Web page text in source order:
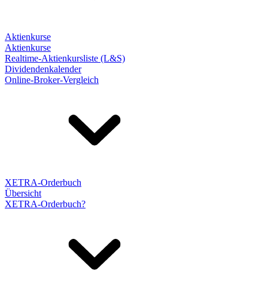
Aktienkurse
Aktienkurse
Realtime-Aktienkursliste (L&S)
Dividendenkalender
Online-Broker-Vergleich
XETRA-Orderbuch
Übersicht
XETRA-Orderbuch?